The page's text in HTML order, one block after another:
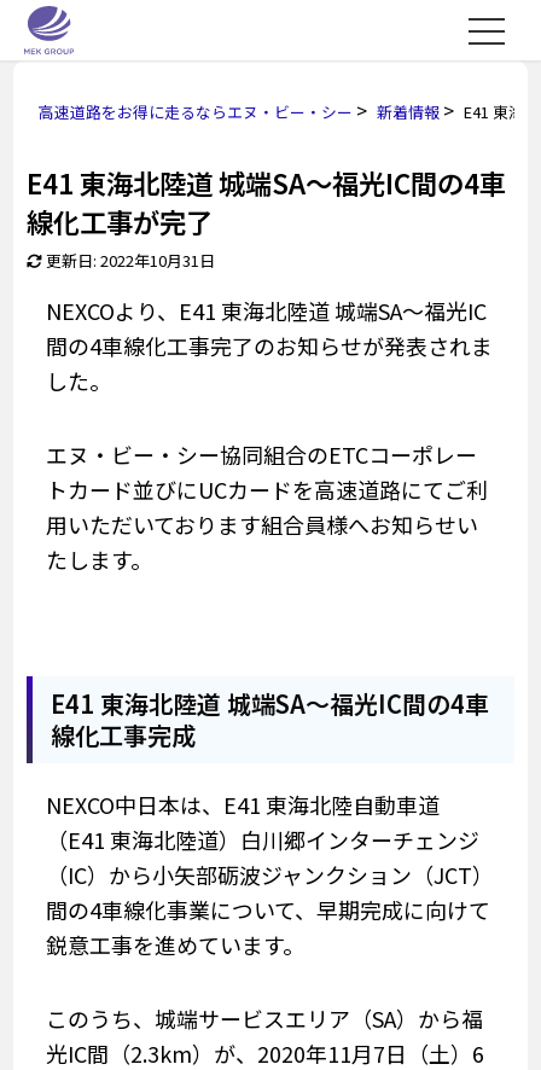
高速道路をお得に走るならエヌ・ビー・シー > 新着情報 > E41 東海
E41 東海北陸道 城端SA～福光IC間の4車
線化工事が完了
更新日: 2022年10月31日
NEXCOより、E41 東海北陸道 城端SA～福光IC
間の4車線化工事完了のお知らせが発表されま
した。
エヌ・ビー・シー協同組合のETCコーポレー
トカード並びにUCカードを高速道路にてご利
用いただいております組合員様へお知らせい
たします。
E41 東海北陸道 城端SA～福光IC間の4車
線化工事完成
NEXCO中日本は、E41 東海北陸自動車道
（E41 東海北陸道）白川郷インターチェンジ
（IC）から小矢部砺波ジャンクション（JCT）
間の4車線化事業について、早期完成に向けて
鋭意工事を進めています。
このうち、城端サービスエリア（SA）から福
光IC間（2.3km）が、2020年11月7日（土）6